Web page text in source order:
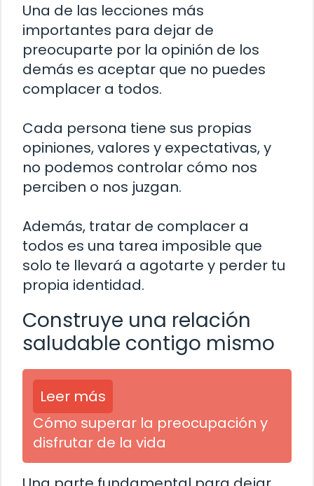
Una de las lecciones más
importantes para dejar de
preocuparte por la opinión de los
demás es aceptar que no puedes
complacer a todos.
Cada persona tiene sus propias
opiniones, valores y expectativas, y
no podemos controlar cómo nos
perciben o nos juzgan.
Además, tratar de complacer a
todos es una tarea imposible que
solo te llevará a agotarte y perder tu
propia identidad.
Construye una relación
saludable contigo mismo
Leer más
Cómo superar la preocupación y
disfrutar de la vida